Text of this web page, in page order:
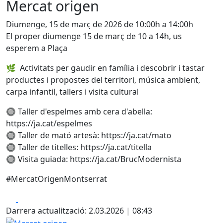
Mercat origen
Diumenge, 15 de març de 2026 de 10:00h a 14:00h
El proper diumenge 15 de març de 10 a 14h, us
esperem a Plaça
🌿 Activitats per gaudir en família i descobrir i tastar
productes i propostes del territori, música ambient,
carpa infantil, tallers i visita cultural
🔘 Taller d'espelmes amb cera d'abella:
https://ja.cat/espelmes
🔘 Taller de mató artesà: https://ja.cat/mato
🔘 Taller de titelles: https://ja.cat/titella
🔘 Visita guiada: https://ja.cat/BrucModernista
#MercatOrigenMontserrat
Darrera actualització: 2.03.2026 | 08:43